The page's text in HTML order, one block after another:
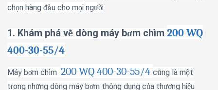
chọn hàng đầu cho mọi người.
1. Khám phá về dòng máy bơm chìm 200 WQ
400-30-55/4
Máy bơm chìm 200 WQ 400-30-55/4 cũng là một
trong những dòng máy bơm thông dụng của thương hiệu